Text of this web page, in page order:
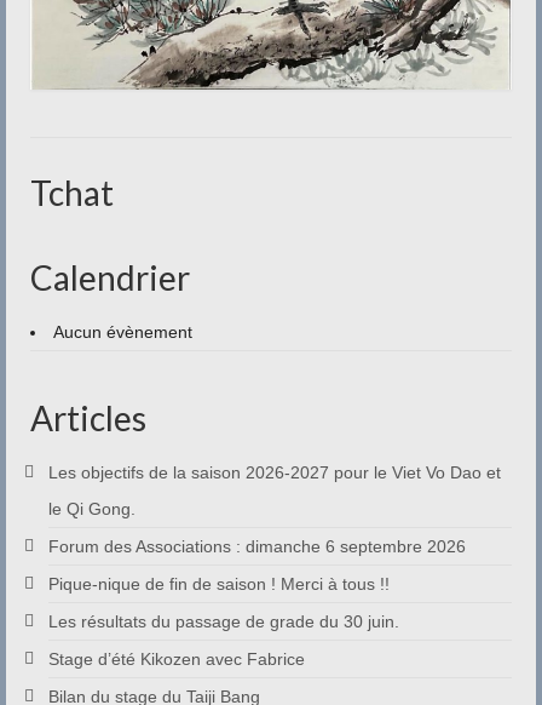
Tchat
Calendrier
Aucun évènement
Articles
Les objectifs de la saison 2026-2027 pour le Viet Vo Dao et
le Qi Gong.
Forum des Associations : dimanche 6 septembre 2026
Pique-nique de fin de saison ! Merci à tous !!
Les résultats du passage de grade du 30 juin.
Stage d’été Kikozen avec Fabrice
Bilan du stage du Taiji Bang